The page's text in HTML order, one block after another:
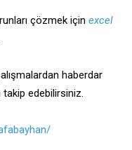
çözmek için excel
haberdar
edebilirsiniz.